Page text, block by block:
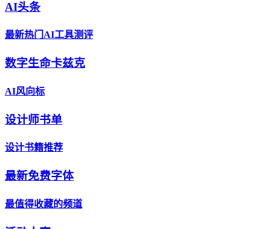
AI头条
最新热门AI工具测评
数字生命卡兹克
AI风向标
设计师书单
设计书籍推荐
最新免费字体
最值得收藏的频道